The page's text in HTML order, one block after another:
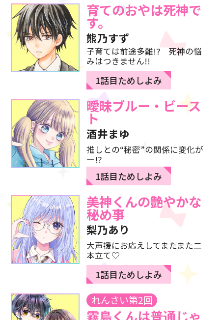
育てのおやは死神で
す。
熊乃すず
子育ては前途多難!? 死神の悩
みはつきません!!
1話目ためしよみ
曖昧ブルー・ビース
ト
酒井まゆ
推しとの“秘密”の関係に変化が
―!?
1話目ためしよみ
美神くんの艶やかな
秘め事
梨乃あり
大声援にお応えしてまたまた二
本立て♡
1話目ためしよみ
れんさい第2回
霧島くんは普通じゃ